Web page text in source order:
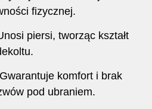
fizycznej.
piersi, tworząc kształt
Gwarantuje komfort i brak
pod ubraniem.